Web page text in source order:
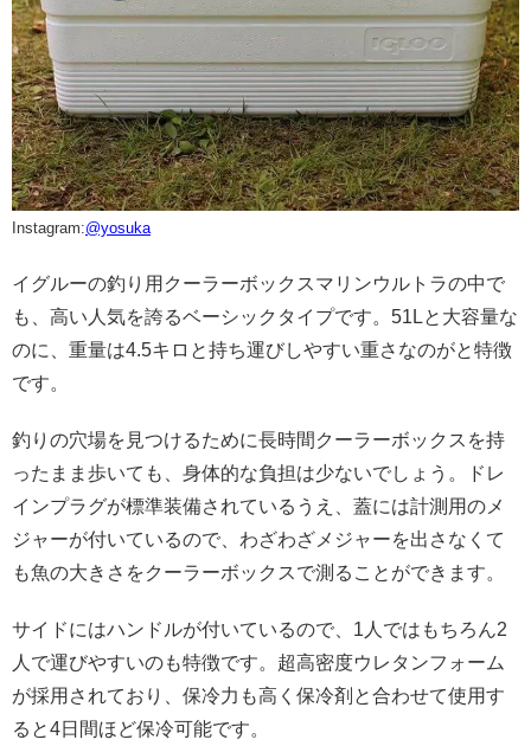
Instagram:@yosuka
イグルーの釣り用クーラーボックスマリンウルトラの中で
も、高い人気を誇るベーシックタイプです。51Lと大容量な
のに、重量は4.5キロと持ち運びしやすい重さなのがと特徴
です。
釣りの穴場を見つけるために長時間クーラーボックスを持
ったまま歩いても、身体的な負担は少ないでしょう。ドレ
インプラグが標準装備されているうえ、蓋には計測用のメ
ジャーが付いているので、わざわざメジャーを出さなくて
も魚の大きさをクーラーボックスで測ることができます。
サイドにはハンドルが付いているので、1人ではもちろん2
人で運びやすいのも特徴です。超高密度ウレタンフォーム
が採用されており、保冷力も高く保冷剤と合わせて使用す
ると4日間ほど保冷可能です。